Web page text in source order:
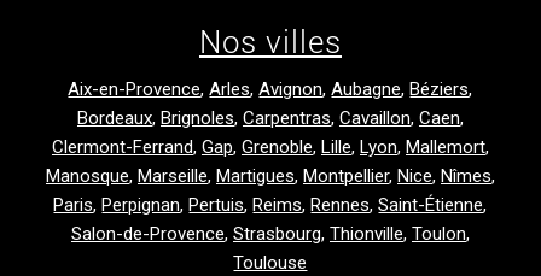
Nos villes
Aix-en-Provence,Arles,Avignon,Aubagne,Béziers,
Bordeaux, Brignoles, Carpentras, Cavaillon, Caen,
Clermont-Ferrand, Gap, Grenoble, Lille, Lyon, Mallemort,
Manosque, Marseille, Martigues, Montpellier, Nice, Nîmes,
Paris,Perpignan,Pertuis,Reims,Rennes,Saint-Étienne,
Salon-de-Provence, Strasbourg, Thionville, Toulon,
Toulouse